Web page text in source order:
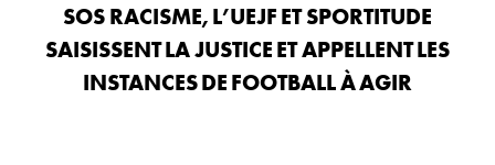
SOS RACISME, L’UEJF ET SPORTITUDE
SAISISSENT LA JUSTICE ET APPELLENT LES
INSTANCES DE FOOTBALL À AGIR